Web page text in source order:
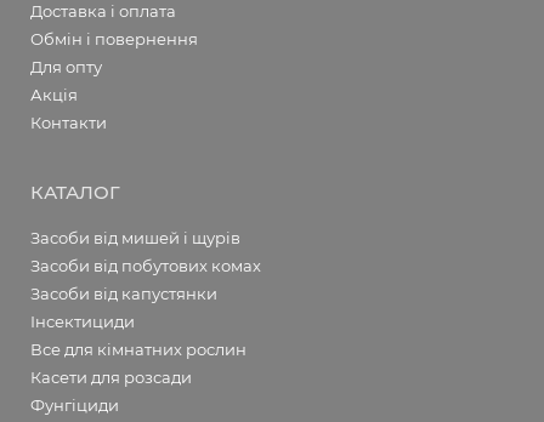
Доставка і оплата
Обмін і повернення
Для опту
Акція
Контакти
КАТАЛОГ
Засоби від мишей і щурів
Засоби від побутових комах
Засоби від капустянки
Інсектициди
Все для кімнатних рослин
Касети для розсади
Фунгіциди